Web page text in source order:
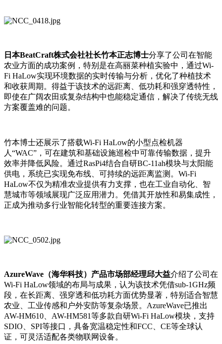
日本BeatCraft株式会社社长竹本正志博士分享了公司在智能
农业方面的成功案例，特别是在高丽菜种植实验中，通过Wi-
Fi HaLow实现环境数据的实时传输与分析，优化了种植技术
和收获周期。得益于该技术的远距离、低功耗和强穿透特性，
即使在广阔农田或复杂结构中也能稳定通信，解决了传统无线
方案覆盖难的问题。
竹本博士还展示了搭载Wi-Fi HaLow的小型点检机器
人“WAC”，可在建筑和基础设施巡检中可靠传输数据，提升
效率并降低风险。通过RasPi4结合自研BC-11ah模块与太阳能
供电，系统已实现免布线、可持续的远距离监测。Wi-Fi
HaLow不仅为精准农业提供有力支撑，也在工业自动化、智
慧城市等领域展现广泛应用潜力。凭借其开放性和易集成性，
正成为推动多行业智能化转型的重要连接方案。
AzureWave（海华科技）产品市场部经理邱大益介绍了公司在
Wi-Fi HaLow领域的布局与成果，认为该技术凭借sub-1GHz频
段，在长距离、强穿透和低功耗方面优势显著，特别适合智慧
农业、工业传感和户外安防等复杂场景。AzureWave已推出
AW-HM610、AW-HM581等多款自研Wi-Fi HaLow模块，支持
SDIO、SPI等接口，具备宽温稳定性和FCC、CE等全球认
证，可灵活适配各类物联网设备。